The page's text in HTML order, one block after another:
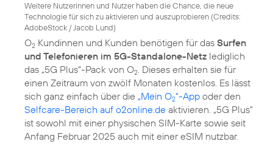
Weitere Nutzerinnen und Nutzer haben die Chance, die neue
Technologie für sich zu aktivieren und auszuprobieren (Credits:
AdobeStock / Jacob Lund)
O2 Kundinnen und Kunden benötigen für das Surfen
und Telefonieren im 5G-Standalone-Netz lediglich
das „5G Plus“-Pack von O2. Dieses erhalten sie für
einen Zeitraum von zwölf Monaten kostenlos. Es lässt
sich ganz einfach über die „Mein O2“-App oder den
Selfcare-Bereich auf o2online.de aktivieren. „5G Plus“
ist sowohl mit einer physischen SIM-Karte sowie seit
Anfang Februar 2025 auch mit einer eSIM nutzbar.